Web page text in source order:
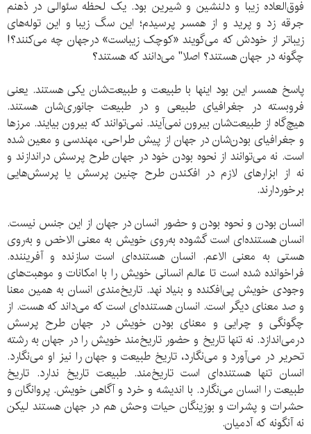
فوق‌العاده زیبا و دلنشین و شیرین بود. یک لحظه سئوالی در ذهنم
جرقه زد و پرید و از همسر پرسیدم؛ این سگ زیبا و این توله‌های
زیباتر از خودش که می‌گویند «کوچک زیباست» درجهان چه می‌کنند؟!
چگونه در جهان هستند؟ اصلا" می‌دانند که هستند؟
پاسخ همسر این بود اینها با طبیعت و طبیعت‌شان یکی هستند. یعنی
فروبسته در جغرافیای طبیعی و در طبیعت جانوری‌شان هستند.
هیچ‌گاه از طبیعت‌شان بیرون نمی‌آیند. نمی‌توانند که بیرون بیایند. مرزها
و جغرافیای بودن‌شان در جهان از پیش طراحی، مهندسی و معین شده
است. نه می‌توانند از نحوه بودن خود در جهان طرح پرسش دراندازند و
نه از ابزارهای لازم در افکندن طرح چنین پرسش یا پرسش‌هایی
برخوردارند.
انسان بودن و نحوه بودن و حضور انسان در جهان از این جنس نیست.
انسان هستنده‌ای‌ است گشوده به‌روی خویش به معنی الاخص و به‌روی
هستی به معنی الاعم. انسان هستنده‌ای‌ است سازنده و آفریننده.
فراخوانده شده است تا عالم انسانی خویش را با امکانات و موهبت‌های
وجودی خویش پی‌افکنده و بنیاد نهد. تاریخ‌مندی انسان به همین معنا
و صد معنای دیگر است. انسان هستنده‌ای‌ است که می‌داند که هست. از
چگونگی و چرایی و معنای بودن خویش در جهان طرح پرسش
درمی‌اندازد. نه تنها تاریخ و حضور تاریخ‌مند خویش را در جهان به رشته
تحریر در می‌آورد و می‌نگارد، تاریخ طبیعت و جهان را نیز او می‌نگارد.
انسان تنها هستنده‌ای‌ است تاریخ‌مند. طبیعت تاریخ ندارد. تاریخ
طبیعت را انسان می‌نگارد. با اندیشه و خرد و آگاهی خویش. پروانگان و
حشرات و پشرات و بوزینگان حیات وحش هم در جهان هستند لیکن
نه آنگونه که آدمیان.